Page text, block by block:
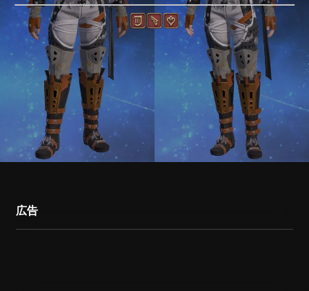
広告